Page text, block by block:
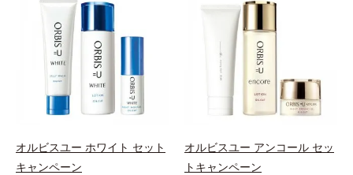
オルビスユー ホワイト セット
キャンペーン
オルビスユー アンコール セッ
トキャンペーン